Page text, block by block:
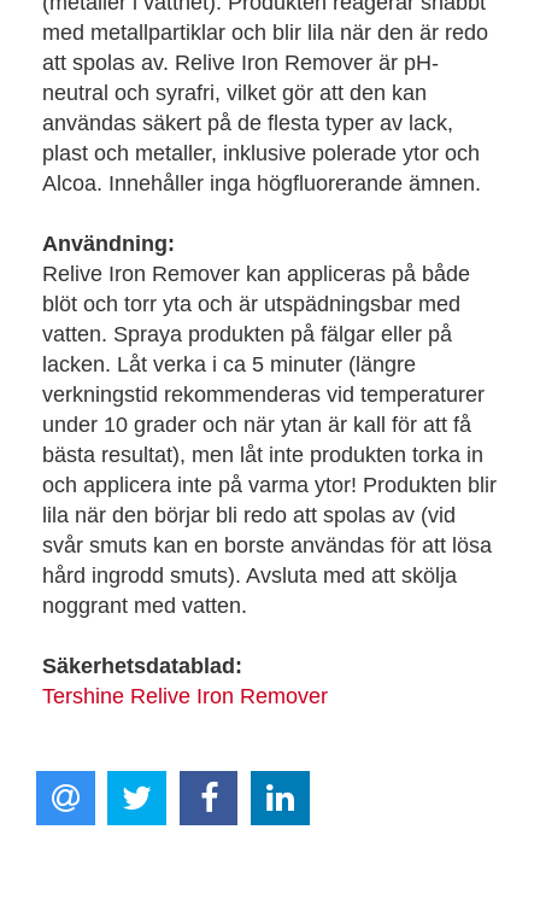
med metallpartiklar och blir lila när den är redo
att spolas av. Relive Iron Remover är pH-
neutral och syrafri, vilket gör att den kan
användas säkert på de flesta typer av lack,
plast och metaller, inklusive polerade ytor och
Alcoa. Innehåller inga högfluorerande ämnen.
Användning:
Relive Iron Remover kan appliceras på både
blöt och torr yta och är utspädningsbar med
vatten. Spraya produkten på fälgar eller på
lacken. Låt verka i ca 5 minuter (längre
verkningstid rekommenderas vid temperaturer
under 10 grader och när ytan är kall för att få
bästa resultat), men låt inte produkten torka in
och applicera inte på varma ytor! Produkten blir
lila när den börjar bli redo att spolas av (vid
svår smuts kan en borste användas för att lösa
hård ingrodd smuts). Avsluta med att skölja
noggrant med vatten.
Säkerhetsdatablad:
Tershine Relive Iron Remover